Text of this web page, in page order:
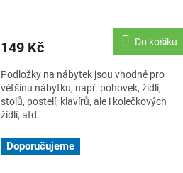
149 Kč Do košíku
Podložky na nábytek jsou vhodné pro
většinu nábytku, např. pohovek, židlí,
stolů, postelí, klavírů, ale i kolečkových
židlí, atd.
Doporučujeme